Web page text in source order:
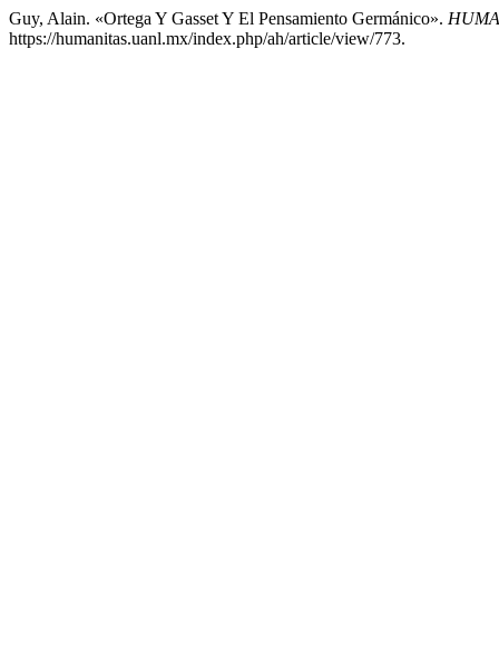
Guy, Alain. «Ortega Y Gasset Y El Pensamiento Germánico».
https://humanitas.uanl.mx/index.php/ah/article/view/773.